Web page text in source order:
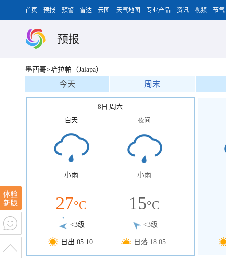
首页 预报 预警 雷达 云图 天气地图 专业产品 资讯 视频 节气
预报
墨西哥>哈拉帕（Jalapa）
今天 周末
8日 周六
白天
小雨
27°C
<3级
日出 05:10
夜间
小雨
15°C
<3级
日落 18:05